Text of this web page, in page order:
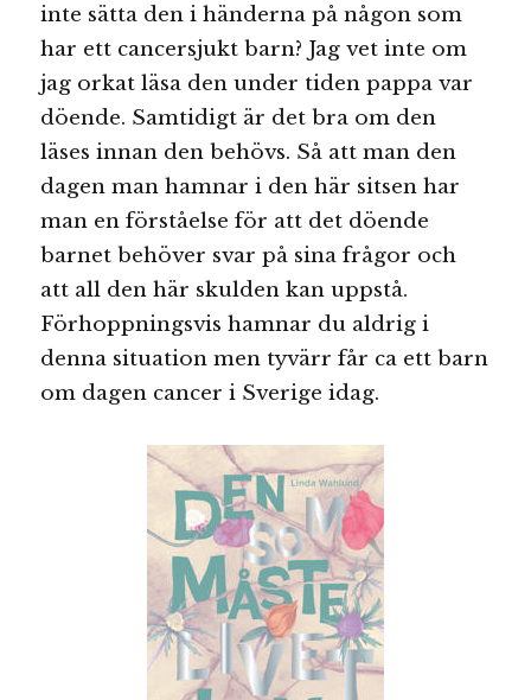
inte sätta den i händerna på någon som
har ett cancersjukt barn? Jag vet inte om
jag orkat läsa den under tiden pappa var
döende. Samtidigt är det bra om den
läses innan den behövs. Så att man den
dagen man hamnar i den här sitsen har
man en förståelse för att det döende
barnet behöver svar på sina frågor och
att all den här skulden kan uppstå.
Förhoppningsvis hamnar du aldrig i
denna situation men tyvärr får ca ett barn
om dagen cancer i Sverige idag.